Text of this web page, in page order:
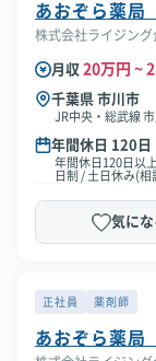
あおぞら薬局
株式会社ライジング
月収 20万円 ~
千葉県 市川市
JR中央・総武線
年間休日 120日
年間休日120日以
日制 / 土日休み(
気にな
正社員 薬剤師
あおぞら薬局